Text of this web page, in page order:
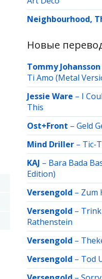
Neighbourhood,
Новые
Tommy Johansson
Ti Amo (Metal
Jessie Ware – I
This
Ost+Front – Geld
Mind Driller – Tic-
KAJ – Bara Bada
Edition)
Versengold – Zum
Versengold – Trink
Rathenstein
Versengold –
Versengold – Tod